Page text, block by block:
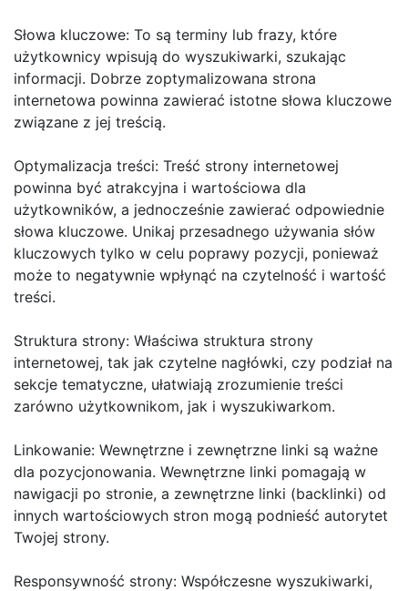
Słowa kluczowe: To są terminy lub frazy, które
użytkownicy wpisują do wyszukiwarki, szukając
informacji. Dobrze zoptymalizowana strona
internetowa powinna zawierać istotne słowa kluczowe
związane z jej treścią.
Optymalizacja treści: Treść strony internetowej
powinna być atrakcyjna i wartościowa dla
użytkowników, a jednocześnie zawierać odpowiednie
słowa kluczowe. Unikaj przesadnego używania słów
kluczowych tylko w celu poprawy pozycji, ponieważ
może to negatywnie wpłynąć na czytelność i wartość
treści.
Struktura strony: Właściwa struktura strony
internetowej, tak jak czytelne nagłówki, czy podział na
sekcje tematyczne, ułatwiają zrozumienie treści
zarówno użytkownikom, jak i wyszukiwarkom.
Linkowanie: Wewnętrzne i zewnętrzne linki są ważne
dla pozycjonowania. Wewnętrzne linki pomagają w
nawigacji po stronie, a zewnętrzne linki (backlinki) od
innych wartościowych stron mogą podnieść autorytet
Twojej strony.
Responsywność strony: Współczesne wyszukiwarki,